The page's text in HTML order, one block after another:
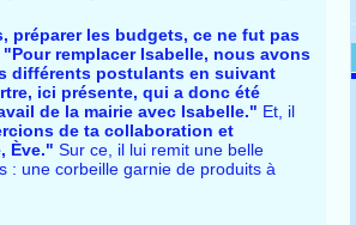
préparer les budgets, ce ne fut pas
"Pour remplacer Isabelle, nous avons
différents postulants en suivant
ici présente, qui a donc été
de la mairie avec Isabelle." Et, il
de ta collaboration et
Ève." Sur ce, il lui remit une belle
: une corbeille garnie de produits à